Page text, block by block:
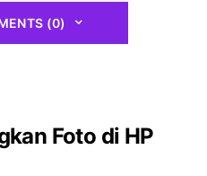
(0)
Foto di HP